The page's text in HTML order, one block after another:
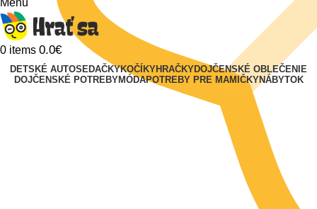
0 items 0.0€
DETSKÉ AUTOSEDAČKYKOČÍKYHRAČKYDOJČENSKÉ OBLEČENIE
DOJČENSKÉ POTREBYMÓDAPOTREBY PRE MAMIČKYNÁBYTOK